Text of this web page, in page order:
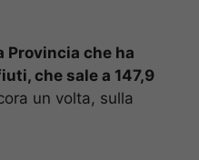
Provincia che ha
che sale a 147,9
un volta, sulla